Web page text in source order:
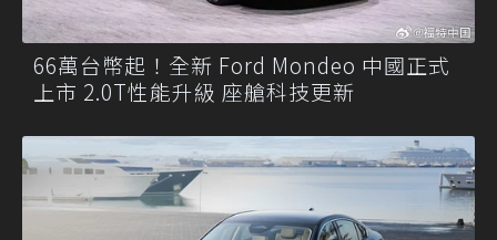
66萬台幣起！全新 Ford Mondeo 中國正式
上市 2.0T性能升級 座艙科技更新